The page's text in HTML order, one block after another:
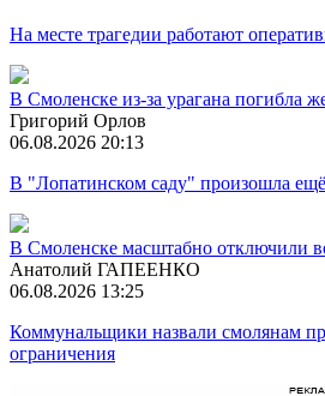
На месте трагедии работают
В Смоленске из-за урагана погибла
Григорий Орлов
06.08.2026 20:13
В "Лопатинском саду" произошла ещё
В Смоленске масштабно отключили
Анатолий ГАПЕЕНКО
06.08.2026 13:25
Коммунальщики назвали смолянам
ограничения